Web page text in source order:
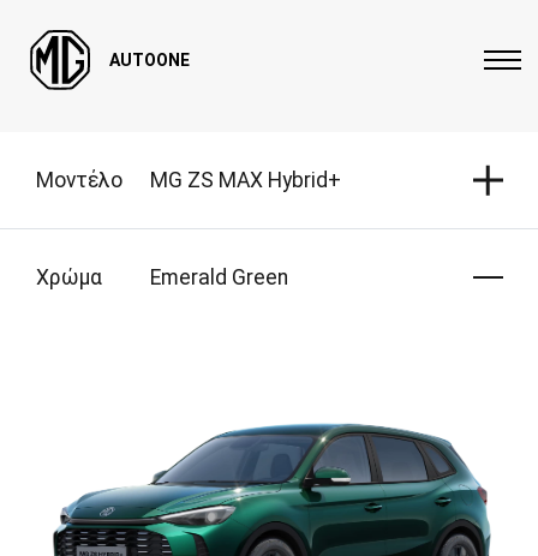
AUTOONE
Μοντέλο MG ZS MAX Hybrid+
Χρώμα Emerald Green